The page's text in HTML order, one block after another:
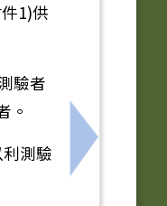
1)供
驗者
。
測驗
下一筆：